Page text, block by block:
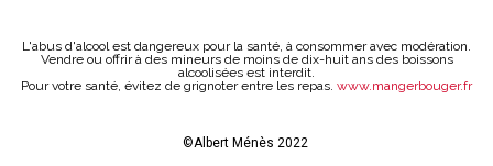
L'abus d'alcool est dangereux pour la santé, à consommer avec modération.
Vendre ou offrir à des mineurs de moins de dix-huit ans des boissons
alcoolisées est interdit.
Pour votre santé, évitez de grignoter entre les repas. www.mangerbouger.fr
©Albert Ménès 2022